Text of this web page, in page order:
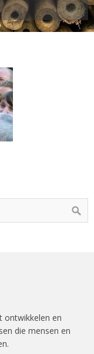
ontwikkelen en
die mensen en